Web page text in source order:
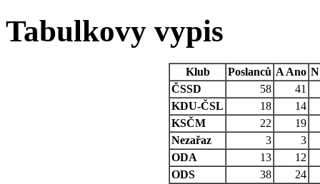
Tabulkovy vypis
Klub Poslanců A Ano N
ČSSD
58
41
KDU-ČSL
18
14
KSČM
22
19
Nezařaz
3
3
ODA
13
12
ODS
38
24